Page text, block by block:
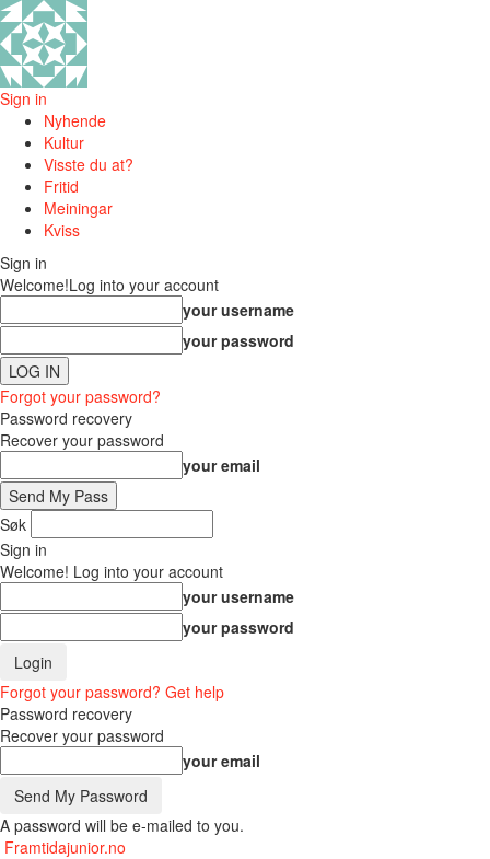
Sign in
Nyhende
Kultur
Visste du at?
Fritid
Meiningar
Kviss
Sign in
Welcome!Log into your account
your username
your password
Forgot your password?
Password recovery
Recover your password
your email
Søk
Sign in
Welcome! Log into your account
your username
your password
Forgot your password? Get help
Password recovery
Recover your password
your email
A password will be e-mailed to you.
Framtidajunior.no